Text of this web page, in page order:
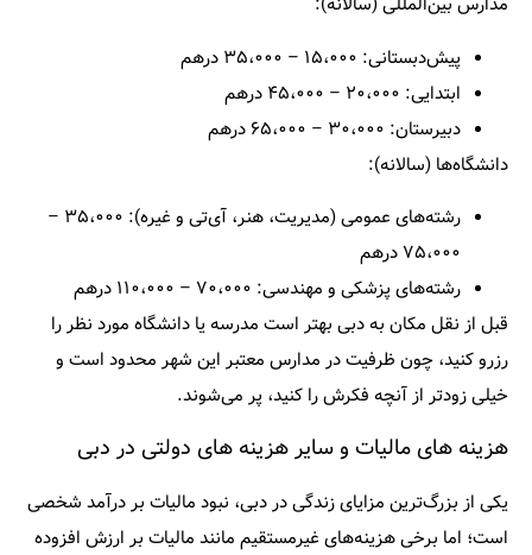
پیش‌دبستانی: ۱۵،۰۰۰ – ۳۵،۰۰۰ درهم
ابتدایی: ۲۰،۰۰۰ – ۴۵،۰۰۰ درهم
دبیرستان: ۳۰،۰۰۰ – ۶۵،۰۰۰ درهم
دانشگاه‌ها (سالانه):
رشته‌های عمومی (مدیریت، هنر، آی‌تی و غیره): ۳۵،۰۰۰ –
۷۵،۰۰۰ درهم
رشته‌های پزشکی و مهندسی: ۷۰،۰۰۰ – ۱۱۰،۰۰۰ درهم
قبل از نقل مکان به دبی بهتر است مدرسه یا دانشگاه مورد نظر را
رزرو کنید، چون ظرفیت در مدارس معتبر این شهر محدود است و
خیلی زودتر از آنچه فکرش را کنید، پر می‌شوند.
هزینه های مالیات و سایر هزینه های دولتی در دبی
یکی از بزرگ‌ترین مزایای زندگی در دبی، نبود مالیات بر درآمد شخصی
است؛ اما برخی هزینه‌های غیرمستقیم مانند مالیات بر ارزش افزوده